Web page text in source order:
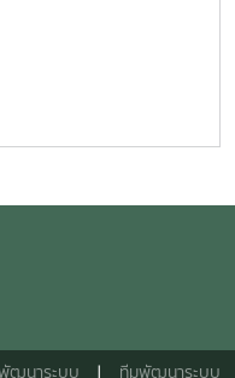
ฒนาระบบ | ทีมพัฒนาระบบ